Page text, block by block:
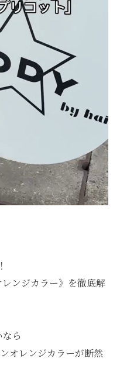
ンジカラー》を徹底解
ら
オレンジカラーが断然